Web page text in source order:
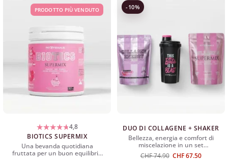
PRODOTTO PIÙ VENDUTO
4,8
BIOTICS SUPERMIX
Una bevanda quotidiana
fruttata per un buon equilibrio
-10%
DUO DI COLLAGENE + SHAKER
Bellezza, energia e comfort di
miscelazione in un set
intelligente.
CHF74.90 Il
CHF67.50Il